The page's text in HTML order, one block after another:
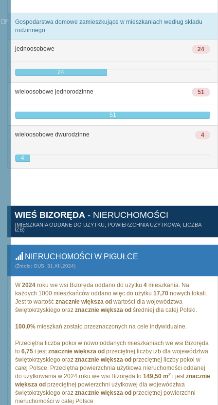
Gospodarstwa domowe zamieszkujące w mieszkaniach według składu
rodzinnego
24
jednoosobowe
24
51
wieloosobowe jednorodzinne
51
4
wieloosobowe dwurodzinne
4
WIEŚ BIZORĘDA - NIERUCHOMOŚCI
(MIESZKANIA ODDANE DO UŻYTKU, POWIERZCHNIA UŻYTKOWA, LICZBA
IZB)
NIERUCHOMOŚCI W PIGUŁCE
(Źródło: GUS, 31.XII.2024)
W2024 roku we wsi Bizoręda oddano do użytku 4 mieszkania. Na
każdych 1000 mieszkańców oddano więc do użytku 17,70 nowych lokali.
Jest to wartość znacznie większa od wartości dla województwa
świętokrzyskiego oraz znacznie większa od średniej dla całej Polski.
100,0% mieszkań zostało przeznaczonych na cele indywidualne.
Przeciętna liczba pokoi w nowo oddanych mieszkaniach we wsi Bizoręda
to 6,75 i jestznacznie większa od przeciętnej liczby izb dla województwa
świętokrzyskiego oraz znacznie większa od przeciętnej liczby pokoi w
całej Polsce. Przeciętna powierzchnia użytkowa nieruchomości oddanej
do użytkowania w 2024 roku we wsi Bizoręda to 149,50 m2 i jestznacznie
większa od przeciętnej powierzchni użytkowej dla województwa
świętokrzyskiego oraz znacznie większa od przeciętnej powierzchni
nieruchomości w całej Polsce.